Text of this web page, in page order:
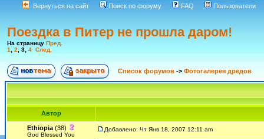
Вернуться на сайт Поиск по форуму FAQ Пользователи
Поездка в Питер не прошла даром!
На страницу Пред.
1
2 3 4 След.
Список форумов -> Фотогалерея дредов
Автор
Ethiopia(38)
God Blessed You
Добавлено: Чт Янв 18, 2007 12:11 am